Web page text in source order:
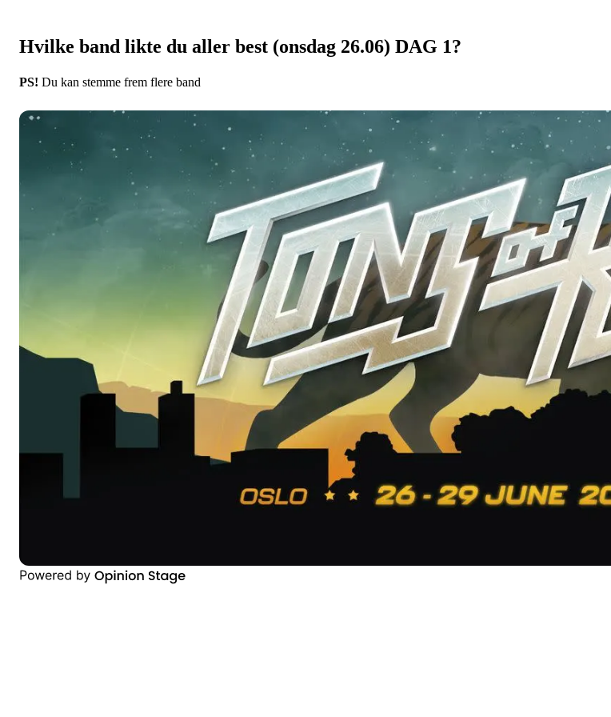
Hvilke band likte du aller best (onsdag 26.06) DAG 1?
PS! Du kan stemme frem flere band